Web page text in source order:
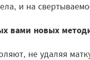
и на
вами новых
не удаляя